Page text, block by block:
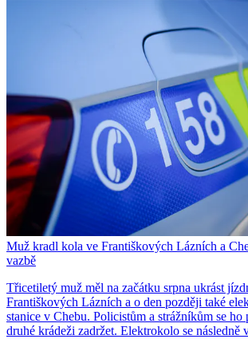
Muž kradl kola ve Františkových Lázních a
vazbě
Třicetiletý muž měl na začátku srpna ukrást
Františkových Lázních a o den později také
stanice v Chebu. Policistům a strážníkům se ho
druhé krádeži zadržet. Elektrokolo se následně